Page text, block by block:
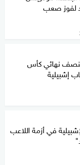
لفوز صعب
لنصف نهائي كأس
إشبيلية
في أزمة اللاعب